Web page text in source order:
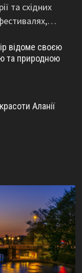
та східних
відоме своєю
та природною
Аланії